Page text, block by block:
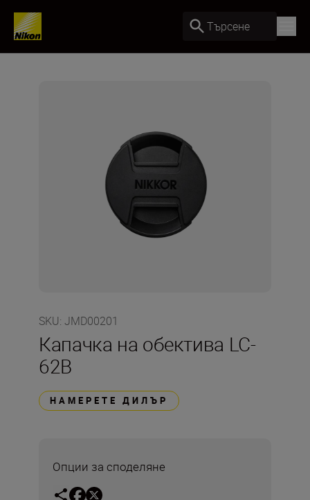
Търсене
SKU: JMD00201
Капачка на обектива LC-
62B
НАМЕРЕТЕ ДИЛЪР
Опции за споделяне